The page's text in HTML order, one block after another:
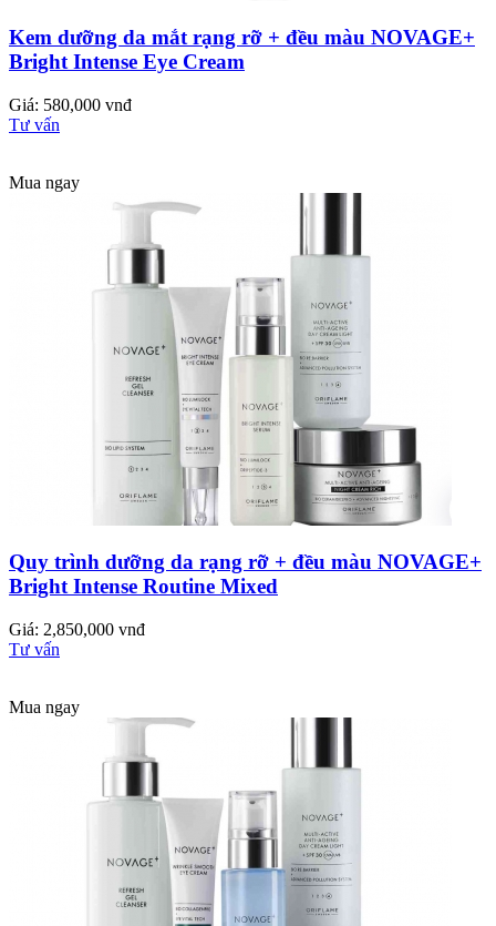
Kem dưỡng da mắt rạng rỡ + đều màu NOVAGE+
Bright Intense Eye Cream
Giá: 580,000 vnđ
Tư vấn
Mua ngay
Quy trình dưỡng da rạng rỡ + đều màu NOVAGE+
Bright Intense Routine Mixed
Giá: 2,850,000 vnđ
Tư vấn
Mua ngay